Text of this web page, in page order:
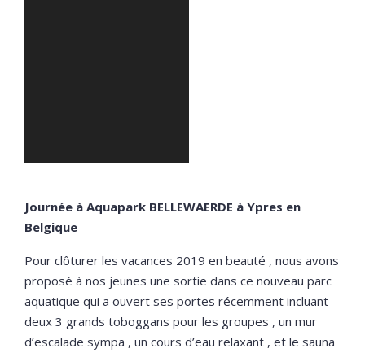
Journée à Aquapark BELLEWAERDE à Ypres en
Belgique
Pour clôturer les vacances 2019 en beauté , nous avons
proposé à nos jeunes une sortie dans ce nouveau parc
aquatique qui a ouvert ses portes récemment incluant
deux 3 grands toboggans pour les groupes , un mur
d’escalade sympa , un cours d’eau relaxant , et le sauna